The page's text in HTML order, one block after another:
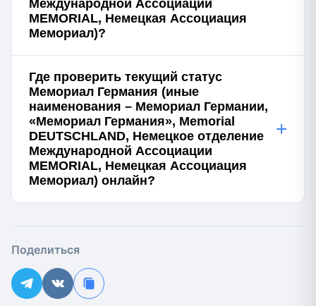
Международной Ассоциации
MEMORIAL, Немецкая Ассоциация
Мемориал)?
Где проверить текущий статус
Мемориал Германия (иные
наименования – Мемориал Германии,
«Мемориал Германия», Memorial
DEUTSCHLAND, Немецкое отделение
Международной Ассоциации
MEMORIAL, Немецкая Ассоциация
Мемориал) онлайн?
+
Поделиться